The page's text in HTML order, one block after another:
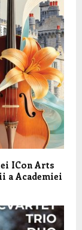
ICon Arts
a Academiei